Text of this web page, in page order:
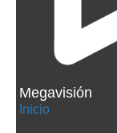
Megavisión
Inicio